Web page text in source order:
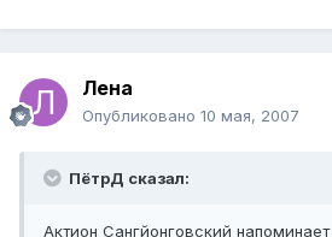
Лена
Опубликовано 10 мая, 2007
ПётрД сказал:
Актион Сангйонговский